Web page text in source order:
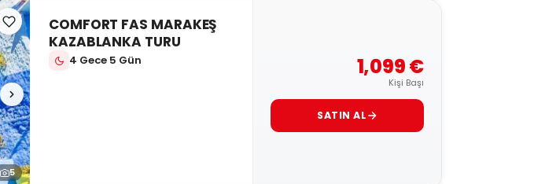
5
COMFORT FAS MARAKEŞ
KAZABLANKA TURU
4 Gece 5 Gün 1,099 €
Kişi Başı
SATIN AL